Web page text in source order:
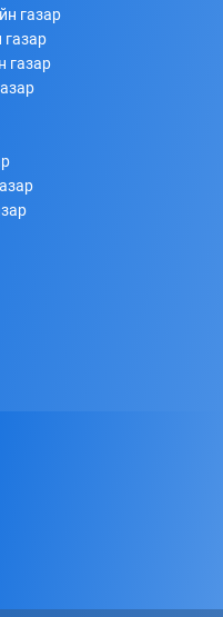
газар
газар
газар